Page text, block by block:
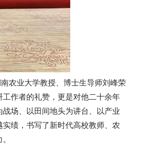
农业大学教授、博士生导师刘峰荣
作者的礼赞，更是对他二十余年
场、以田间地头为讲台、以产业
绩，书写了新时代高校教师、农